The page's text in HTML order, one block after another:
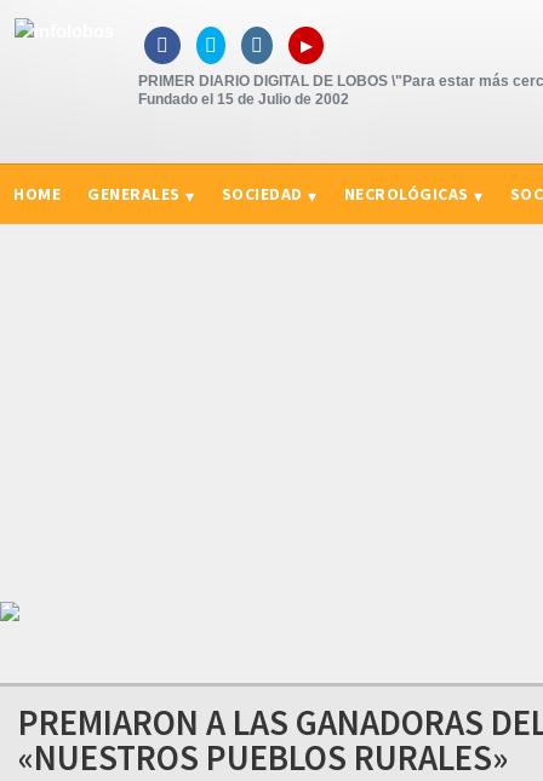
   ▸
PRIMER DIARIO DIGITAL DE LOBOS \"Para estar más
Fundado el 15 de Julio de 2002
HOME GENERALES SOCIEDAD NECROLÓGICAS
PREMIARON A LAS GANADORAS
«NUESTROS PUEBLOS RURALES»